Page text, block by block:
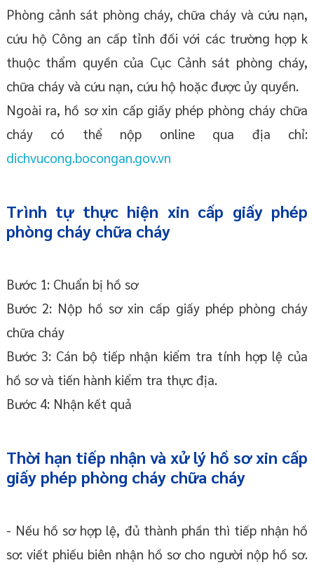
Phòng cảnh sát phòng cháy, chữa cháy và cứu nạn,
cứu hộ Công an cấp tỉnh đối với các trường hợp k
thuộc thẩm quyền của Cục Cảnh sát phòng cháy,
chữa cháy và cứu nạn, cứu hộ hoặc được ủy quyền.
Ngoài ra, hồ sơ xin cấp giấy phép phòng cháy chữa
cháy có thể nộp online qua địa chỉ:
dichvucong.bocongan.gov.vn
Trình tự thực hiện xin cấp giấy phép
phòng cháy chữa cháy
Bước 1: Chuẩn bị hồ sơ
Bước 2: Nộp hồ sơ xin cấp giấy phép phòng cháy
chữa cháy
Bước 3: Cán bộ tiếp nhận kiểm tra tính hợp lệ của
hồ sơ và tiến hành kiểm tra thực địa.
Bước 4: Nhận kết quả
Thời hạn tiếp nhận và xử lý hồ sơ xin cấp
giấy phép phòng cháy chữa cháy
- Nếu hồ sơ hợp lệ, đủ thành phần thì tiếp nhận hồ
sơ: viết phiếu biên nhận hồ sơ cho người nộp hồ sơ.